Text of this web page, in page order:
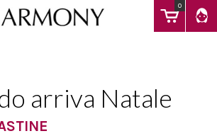
0
arriva Natale